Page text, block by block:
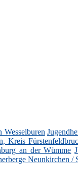
Wesselburen
Kreis
an der Wümme
Neunkirchen /